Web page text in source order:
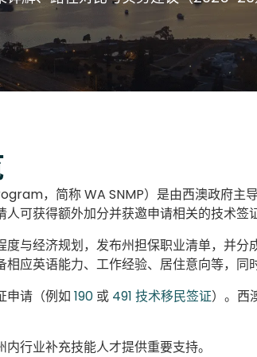
，简称 WA SNMP）是由西澳政府主
可获得额外加分并获邀申请相关的技术签
度与经济规划，发布州担保职业清单，
应英语能力、工作经验、居住意向等，同
申请（例如 190 或 491 技术移民签证）。西
行业补充技能人才提供重要支持。